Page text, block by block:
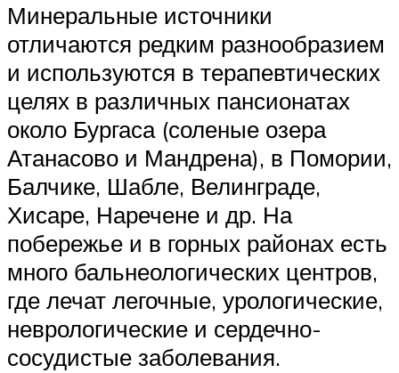
Минеральные источники
отличаются редким разнообразием
и используются в терапевтических
целях в различных пансионатах
около Бургаса (соленые озера
Атанасово и Мандрена), в Помории,
Балчике, Шабле, Велинграде,
Хисаре, Наречене и др. На
побережье и в горных районах есть
много бальнеологических центров,
где лечат легочные, урологические,
неврологические и сердечно-
сосудистые заболевания.